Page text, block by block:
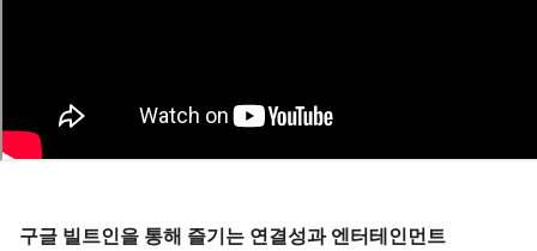
구글 빌트인을 통해 즐기는 연결성과 엔터테인먼트